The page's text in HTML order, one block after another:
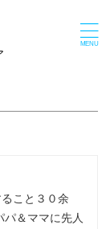
こと３０余
＆ママに先人